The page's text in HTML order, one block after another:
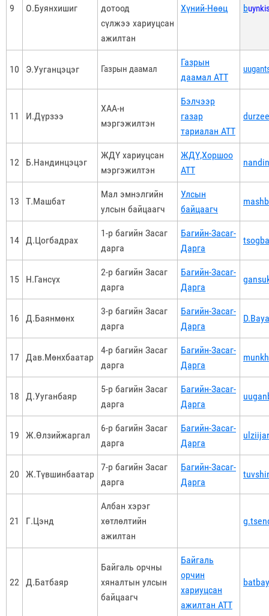
9 О.Буянхишиг
дотоод
сүлжээ хариуцсан
ажилтан
Хүний-Нөөц b
10 Э.Ууганцэцэг Газрын даамал
Газрын
даамал АТТ
11 И.Дүрзээ
ХАА-н
мэргэжилтэн
Бэлчээр
газар
тариалан АТТ
12 Б.Нандинцэцэг
ЖДҮ хариуцсан
мэргэжилтэн
ЖДҮ,Хоршоо
АТТ
13 Т.Машбат
Мал эмнэлгийн
улсын байцаагч
Улсын
байцаагч
14 Д.Цогбадрах
1-р багийн Засаг
дарга
Багийн-Засаг-
Дарга
15 Н.Гансүх
2-р багийн Засаг
дарга
Багийн-Засаг-
Дарга
16 Д.Баянмөнх
3-р багийн Засаг
дарга
Багийн-Засаг-
Дарга
17 Дав.Мөнхбаатар
4-р багийн Засаг
дарга
Багийн-Засаг-
Дарга
18 Д.Ууганбаяр
5-р багийн Засаг
дарга
Багийн-Засаг-
Дарга
19 Ж.Өлзийжаргал
6-р багийн Засаг
дарга
Багийн-Засаг-
Дарга
20 Ж.Түвшинбаатар
7-р багийн Засаг
дарга
Багийн-Засаг-
Дарга
21 Г.Цэнд
Албан хэрэг
хөтлөлтийн
ажилтан
22 Д.Батбаяр
Байгаль орчны
хяналтын улсын
байцаагч
Байгаль
орчин
хариуцсан
ажилтан АТТ